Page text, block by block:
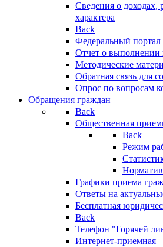
Сведения о доходах,
характера
Back
Федеральный
Отчет о выполнении
Методические
Обратная связь для
Опрос по вопросам
Обращения граждан
Back
Общественная
Back
Режим
Графики приема
Ответы на
Бесплатная
Back
Телефон "Горячей
Интернет-приемная